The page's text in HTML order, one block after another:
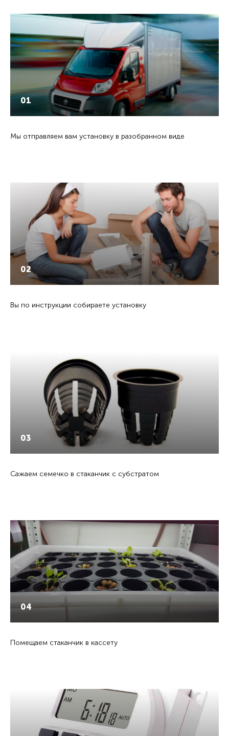
01
Мы отправляем вам установку в разобранном виде
02
Вы по инструкции собираете установку
03
Сажаем семечко в стаканчик с субстратом
04
Помещаем стаканчик в кассету